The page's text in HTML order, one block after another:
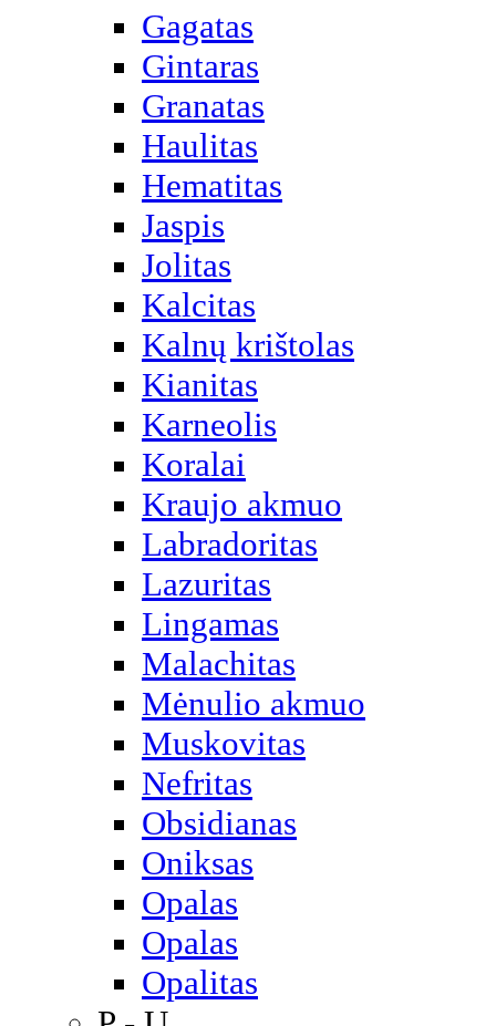
Gagatas
Gintaras
Granatas
Haulitas
Hematitas
Jaspis
Jolitas
Kalcitas
Kalnų krištolas
Kianitas
Karneolis
Koralai
Kraujo akmuo
Labradoritas
Lazuritas
Lingamas
Malachitas
Mėnulio akmuo
Muskovitas
Nefritas
Obsidianas
Oniksas
Opalas
Opalas
Opalitas